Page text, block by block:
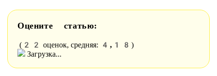
Оцените статью:
( 22 оценок, средняя: 4,18 )
Загрузка...